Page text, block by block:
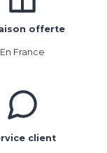
L'acier
des
des
de
offerte
En France
client